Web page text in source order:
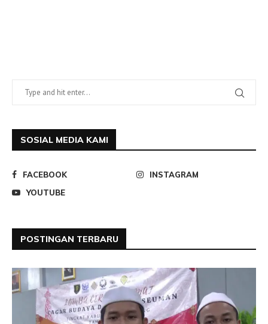
SOSIAL MEDIA KAMI
FACEBOOK
INSTAGRAM
YOUTUBE
POSTINGAN TERBARU